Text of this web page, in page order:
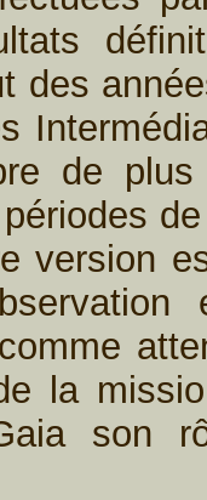
des
de plus
version
la
son